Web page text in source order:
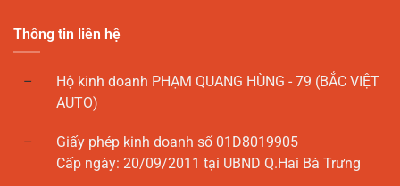
Thông tin liên hệ
Hộ kinh doanh PHẠM QUANG HÙNG - 79 (BẮC VIỆT
AUTO)
Giấy phép kinh doanh số 01D8019905
Cấp ngày: 20/09/2011 tại UBND Q.Hai Bà Trưng